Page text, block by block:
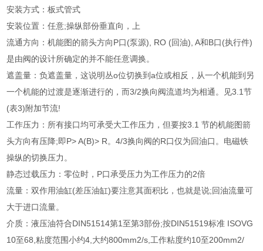
安装方式：板式管式
安装位置：任意;操纵部份垂直向，上
流通方向：机能图的箭头方向P口(泵源), RO (回油), A和B口(执行件)
是由阀的设计所确定的并不能任意调换。
遮盖量：负遮盖量，这说明丛o位切换到a位或相反，从一个机能到另
一个机能的过渡是逐渐进行的，而3/2换向阀流道均为相通。见3.1节
(表3)附加节流!
工作压力：所有接口均可承受大工作压力，但要按3.1 节的机能图箭
头方向有压降;即P> A(B)> R。4/3换向阀的R口仅为回油口。电磁铁
操纵的切换压力。
静态过载压力：零位时，P口承受压力为工作压力的2倍
流量：双作用油缸(差压油缸)要注意其面积比，也就是说;回油流量可
大于进口流量。
介质：液压油符合DIN51514第1至第3部份;按DIN51519标准 ISOVG
10至68,粘度范围小约4,大约800mm2/s,工作粘度约10至200mm2/